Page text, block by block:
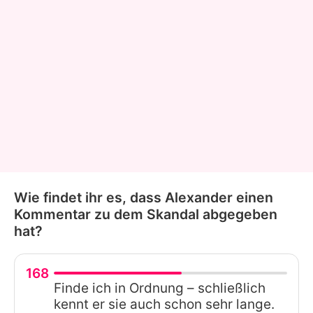
Wie findet ihr es, dass Alexander einen
Kommentar zu dem Skandal abgegeben
hat?
168
Finde ich in Ordnung – schließlich
kennt er sie auch schon sehr lange.